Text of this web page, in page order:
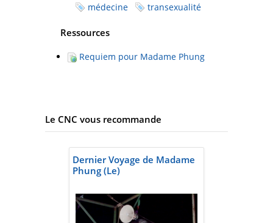
médecine
transexualité
Ressources
Requiem pour Madame Phung
Le CNC vous recommande
Dernier Voyage de Madame
Phung (Le)